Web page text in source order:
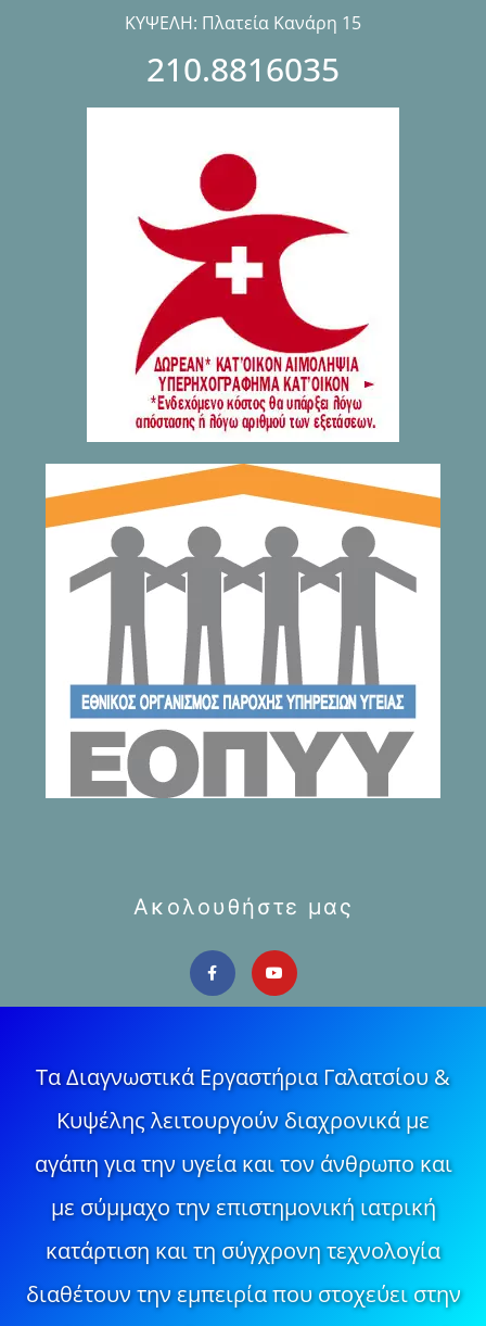
ΚΥΨΕΛΗ: Πλατεία Κανάρη 15
210.8816035
Ακολουθήστε μας
Τα Διαγνωστικά Εργαστήρια Γαλατσίου &
Κυψέλης λειτουργούν διαχρονικά με
αγάπη για την υγεία και τον άνθρωπο και
με σύμμαχο την επιστημονική ιατρική
κατάρτιση και τη σύγχρονη τεχνολογία
διαθέτουν την εμπειρία που στοχεύει στην